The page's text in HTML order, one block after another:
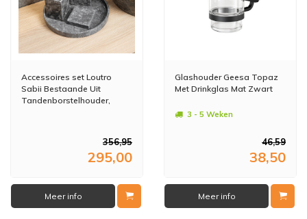
Accessoires set Loutro
Sabii Bestaande Uit
Tandenborstelhouder,
356,95
295,00
Meer info
Glashouder Geesa Topaz
Met Drinkglas Mat Zwart
3 - 5 Weken
46,59
38,50
Meer info